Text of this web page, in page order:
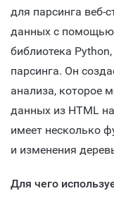
для парсинга веб-
данных с помощью
библиотека
парсинга. Он
анализа, которое
данных из HTML
имеет несколько
и изменения
Для чего